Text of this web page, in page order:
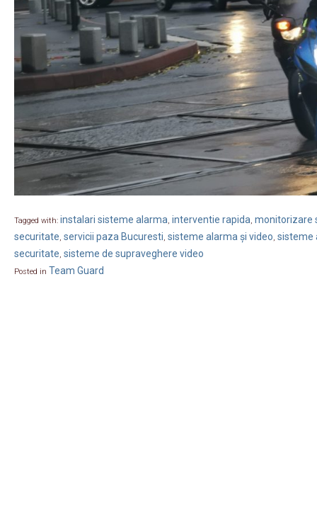
Tagged with: instalari sisteme alarma, interventie rapida, monitorizare
securitate, servicii paza Bucuresti, sisteme alarma și video, sisteme
securitate, sisteme de supraveghere video
Posted in Team Guard